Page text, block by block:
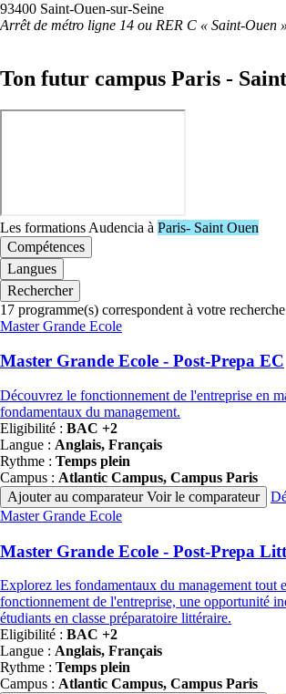
93400 Saint-Ouen-sur-Seine
Arrêt de métro ligne 14 ou RER C « Saint-Ouen »
Ton futur campus Paris -
Les formations Audencia à Paris- Saint Ouen
Compétences
Langues
Rechercher
17 programme(s) correspondent à votre recherche
Famille
programmes
Master Grande Ecole
Master Grande Ecole - Post-Prepa EC
Découvrez le fonctionnement de l'entreprise en
fondamentaux du management.
Eligibilité : BAC +2
Langue : Anglais, Français
Rythme : Temps plein
Campus : Atlantic Campus, Campus Paris
Ajouter au comparateur Voir le comparateur
Famille
programmes
Master Grande Ecole
Master Grande Ecole - Post-Prepa
Explorez les fondamentaux du management tout
fonctionnement de l'entreprise, une opportunité
étudiants en classe préparatoire littéraire.
Eligibilité : BAC +2
Langue : Anglais, Français
Rythme : Temps plein
Campus : Atlantic Campus, Campus Paris